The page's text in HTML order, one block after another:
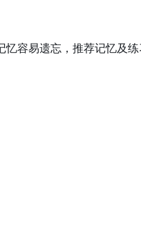
容易遗忘，推荐记忆及练